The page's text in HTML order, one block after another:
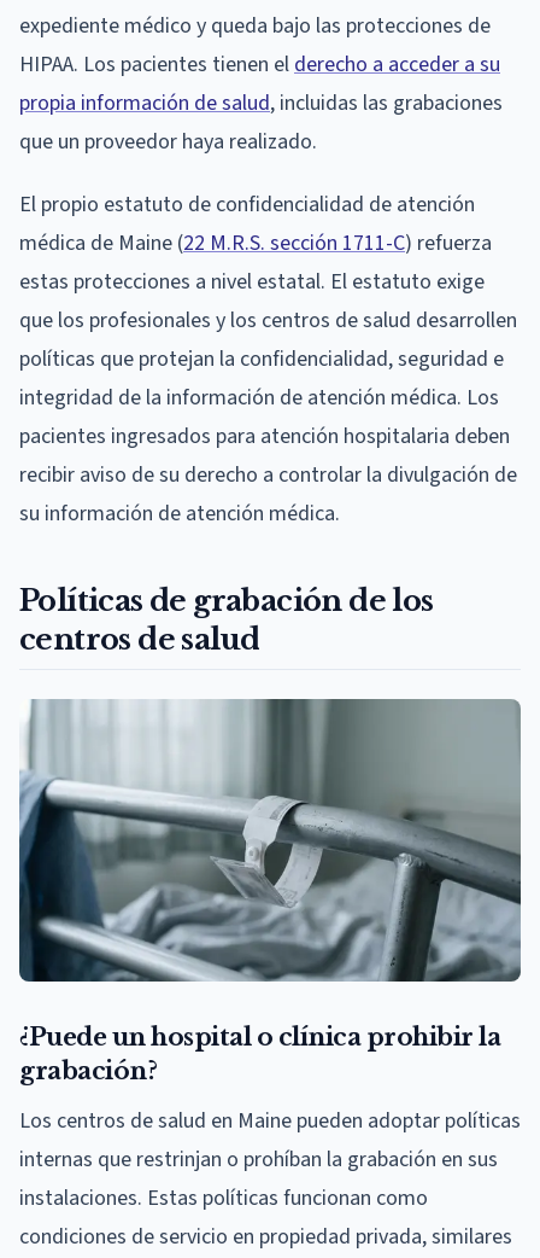
expediente médico y queda bajo las protecciones de
HIPAA. Los pacientes tienen el derecho a acceder a su
propia información de salud, incluidas las grabaciones
que un proveedor haya realizado.
El propio estatuto de confidencialidad de atención
médica de Maine (22 M.R.S. sección 1711-C) refuerza
estas protecciones a nivel estatal. El estatuto exige
que los profesionales y los centros de salud desarrollen
políticas que protejan la confidencialidad, seguridad e
integridad de la información de atención médica. Los
pacientes ingresados para atención hospitalaria deben
recibir aviso de su derecho a controlar la divulgación de
su información de atención médica.
Políticas de grabación de los
centros de salud
¿Puede un hospital o clínica prohibir la
grabación?
Los centros de salud en Maine pueden adoptar políticas
internas que restrinjan o prohíban la grabación en sus
instalaciones. Estas políticas funcionan como
condiciones de servicio en propiedad privada, similares